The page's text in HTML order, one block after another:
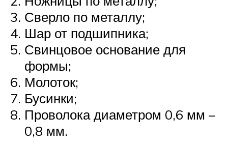
Сверло по металлу;
Шар от подшипника;
Свинцовое основание для
формы;
Молоток;
Бусинки;
Проволока диаметром 0,6 мм –
0,8 мм.